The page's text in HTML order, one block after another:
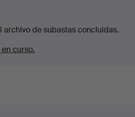
archivo de subastas concluidas.
curso.